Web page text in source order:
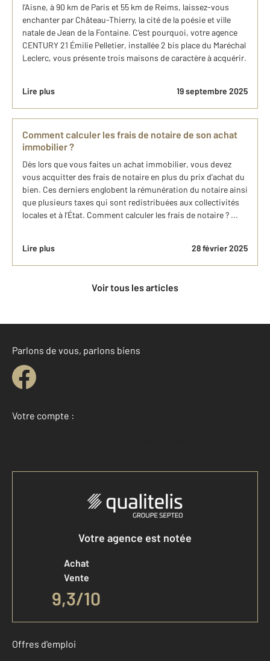
l’Aisne, à 90 km de Paris et 55 km de Reims, laissez-vous
enchanter par Château-Thierry, la cité de la poésie et ville
natale de Jean de la Fontaine. C’est pourquoi, votre agence
CENTURY 21 Émilie Pelletier, installée 2 bis place du Maréchal
Leclerc, vous présente trois maisons de caractère à acquérir.
Lire plus 19 septembre 2025
Comment calculer les frais de notaire de son achat
immobilier ?
Dès lors que vous faites un achat immobilier, vous devez
vous acquitter des frais de notaire en plus du prix d’achat du
bien. Ces derniers englobent la rémunération du notaire ainsi
que plusieurs taxes qui sont redistribuées aux collectivités
locales et à l’État. Comment calculer les frais de notaire ? ...
Lire plus 28 février 2025
Voir tous les articles
Parlons de vous, parlons biens
Votre compte :
Accéder à mon compte
Votre agence est notée
Achat
Vente
9,3/10
Offres d'emploi